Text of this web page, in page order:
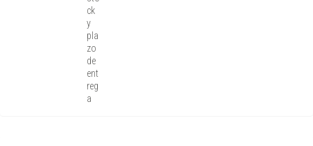
ck
y
pla
zo
de
ent
reg
a